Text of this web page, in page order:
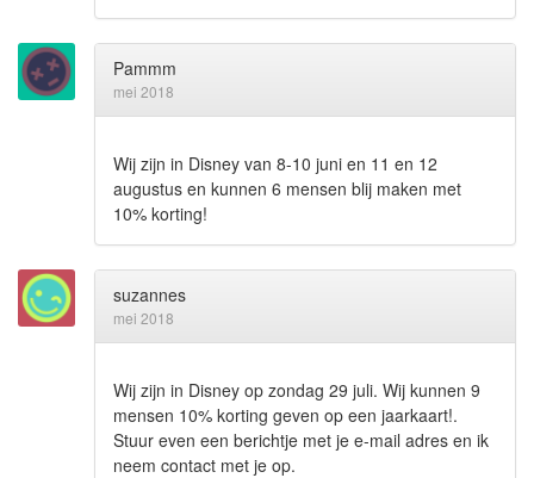
Pammm
mei 2018
Wij zijn in Disney van 8-10 juni en 11 en 12
augustus en kunnen 6 mensen blij maken met
10% korting!
suzannes
mei 2018
Wij zijn in Disney op zondag 29 juli. Wij kunnen 9
mensen 10% korting geven op een jaarkaart!.
Stuur even een berichtje met je e-mail adres en ik
neem contact met je op.